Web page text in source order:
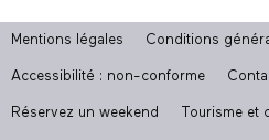
Mentions légales Conditions
Accessibilité : non-conforme
Réservez un weekend Tourisme et